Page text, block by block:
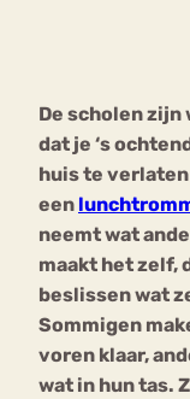
De scholen
dat je ‘s
huis te
een
neemt wat
maakt het zelf,
beslissen wat
Sommigen
voren klaar,
wat in hun tas.
mia
Nerv
osa
Eetbuien
Orthorexia